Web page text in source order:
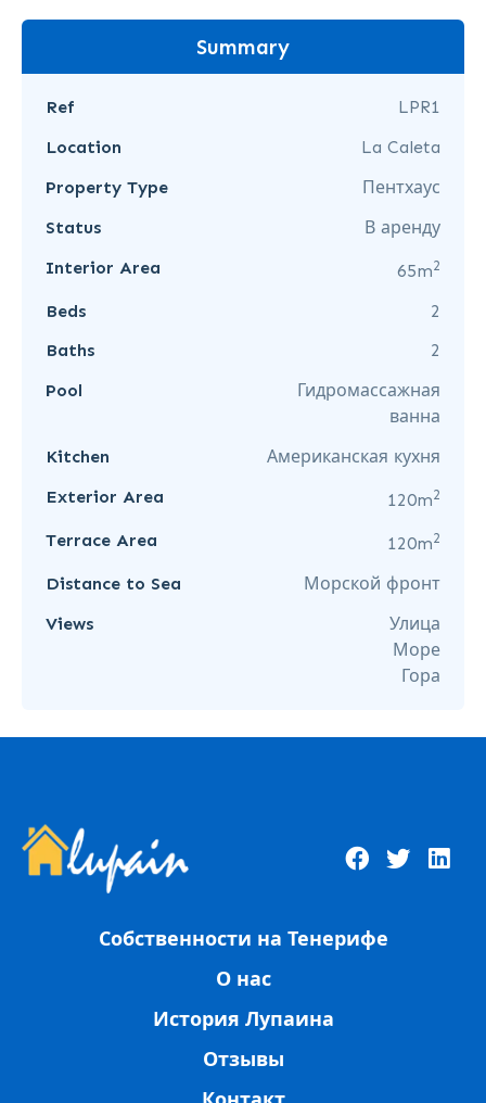
Summary
Ref
LPR1
Location
La Caleta
Property Type
Пентхаус
Status
В аренду
Interior Area
65m2
Beds
2
Baths
2
Pool
Гидромассажная
ванна
Kitchen
Американская кухня
Exterior Area
120m2
Terrace Area 120m2
Distance to Sea
Морской фронт
Views
Улица
Море
Гора
Собственности на Тенерифе
О нас
История Лупаина
Отзывы